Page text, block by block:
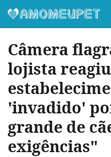
Câmera
lojista
'invadido'
grande de
exigências"